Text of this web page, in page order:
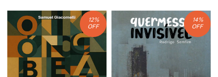
12%
OFF
14%
OFF